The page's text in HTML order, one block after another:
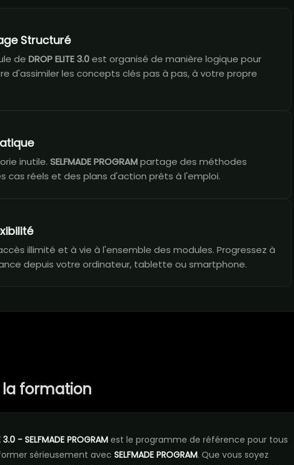
Structuré
de DROP ELITE 3.0est organisé de manière logique pour
d'assimiler les concepts clés pas à pas, à votre propre
inutile. SELFMADE PROGRAMpartage des méthodes
cas réels et des plans d'action prêts à l'emploi.
illimité et à vie à l'ensemble des modules. Progressez à
depuis votre ordinateur, tablette ou smartphone.
la formation
3.0 - SELFMADE PROGRAM est le programme de référence pour tous
sérieusement avec SELFMADE PROGRAM. Que vous soyez